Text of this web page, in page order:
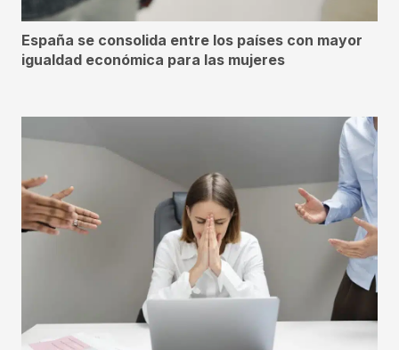
España se consolida entre los países con mayor
igualdad económica para las mujeres